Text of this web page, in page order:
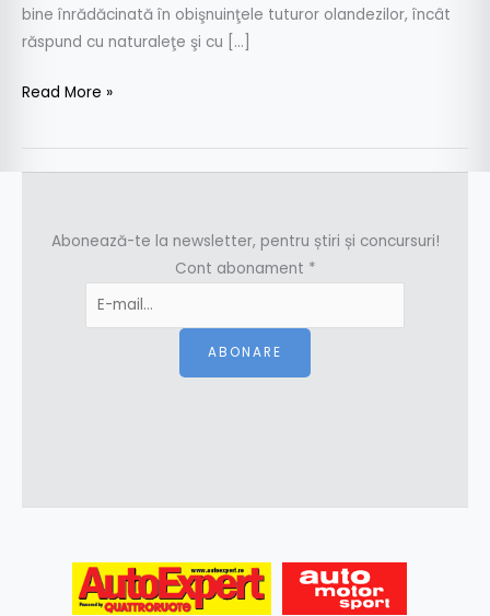
bine înrădăcinată în obişnuinţele tuturor olandezilor, încât
răspund cu naturaleţe şi cu […]
Read More »
Abonează-te la newsletter, pentru știri și concursuri!
Cont abonament *
ABONARE